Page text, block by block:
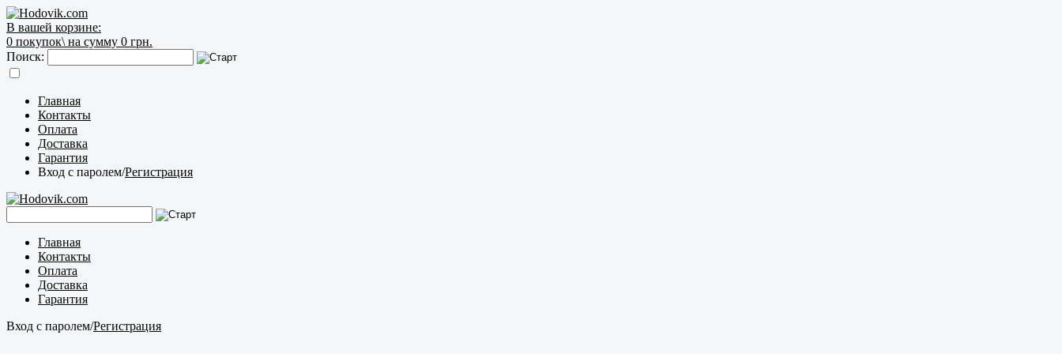
В вашей корзине:
0 покупок\ на сумму 0 грн.
Поиск:
Главная
Контакты
Оплата
Доставка
Гарантия
Вход с паролем/Регистрация
Главная
Контакты
Оплата
Доставка
Гарантия
Вход с паролем/Регистрация